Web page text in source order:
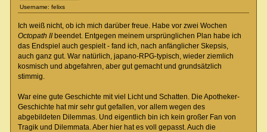
Username: felixs
Ich weiß nicht, ob ich mich darüber freue. Habe vor zwei Wochen
Octopath IIbeendet. Entgegen meinem ursprünglichen Plan habe ich
das Endspiel auch gespielt - fand ich, nach anfänglicher Skepsis,
auch ganz gut. War natürlich, japano-RPG-typisch, wieder ziemlich
kosmisch und abgefahren, aber gut gemacht und grundsätzlich
stimmig.
War eine gute Geschichte mit viel Licht und Schatten. Die Apotheker-
Geschichte hat mir sehr gut gefallen, vor allem wegen des
abgebildeten Dilemmas. Und eigentlich bin ich kein großer Fan von
Tragik und Dilemmata. Aber hier hat es voll gepasst. Auch die